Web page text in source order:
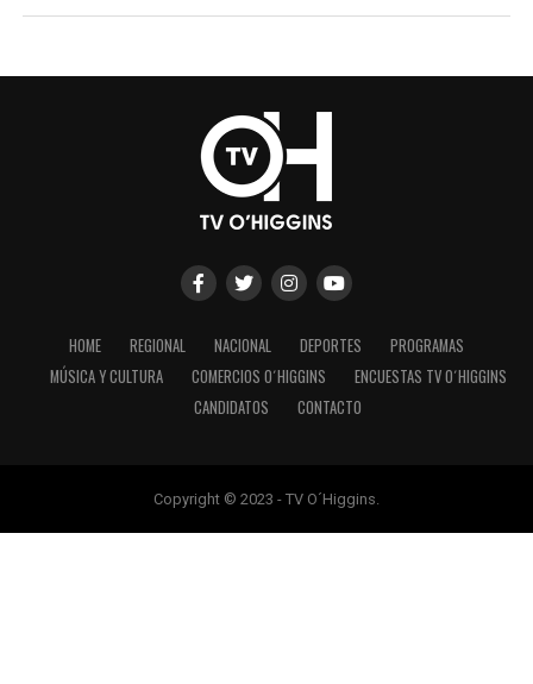
HOME REGIONAL NACIONAL DEPORTES
PROGRAMAS
MÚSICA Y CULTURA
COMERCIOS O´HIGGINS
ENCUESTAS TV O´HIGGINS
CANDIDATOS
CONTACTO
Copyright © 2023 - TV O´Higgins.